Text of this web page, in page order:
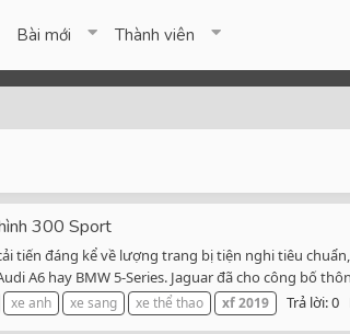
Bài mới Thành viên
300 Sport
tiến đáng kể về lượng trang bị tiện nghi tiêu
A6 hay BMW 5-Series. Jaguar đã cho công bố
xe anh xe sang xe thể thao xf2019 Trả lời: 0